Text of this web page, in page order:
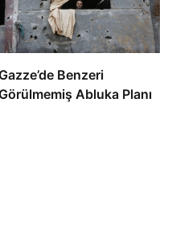
Benzeri
Abluka Planı